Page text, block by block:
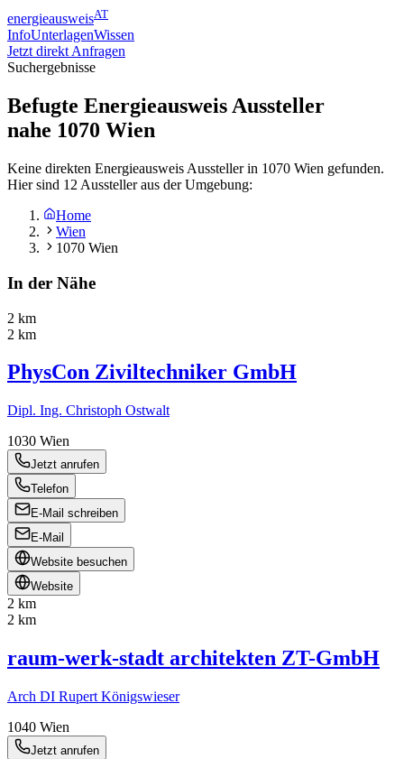
energieausweisAT
InfoUnterlagenWissen
Jetzt direkt Anfragen
Suchergebnisse
Befugte Energieausweis Aussteller
nahe 1070 Wien
Keine direkten Energieausweis Aussteller in 1070 Wien gefunden.
Hier sind 12 Aussteller aus der Umgebung:
Home
Wien
1070 Wien
In der Nähe
2 km
2 km
PhysCon Ziviltechniker GmbH
Dipl. Ing. Christoph Ostwalt
1030 Wien
Jetzt anrufen
Telefon
E-Mail schreiben
E-Mail
Website besuchen
Website
2 km
2 km
raum-werk-stadt architekten ZT-GmbH
Arch DI Rupert Königswieser
1040 Wien
Jetzt anrufen